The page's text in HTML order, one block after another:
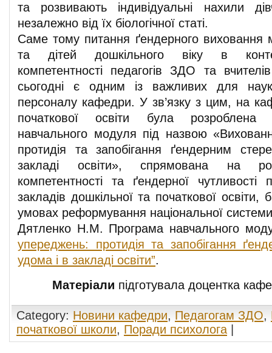
та розвивають індивідуальні нахили
незалежно від їх біологічної статі.
Саме тому питання ґендерного виховання
та дітей дошкільного віку в
компетентності педагогів ЗДО та
сьогодні є одним із важливих для
персоналу кафедри. У зв’язку з цим, на
початкової освіти була розроблена
навчального модуля під назвою
протидія та запобігання ґендерним
закладі освіти», спрямована на
компетентності та ґендерної чутливості
закладів дошкільної та початкової освіти,
умовах реформування національної системи
Дятленко Н.М. Програма навчального
упереджень: протидія та запобігання
удома і в закладі освіти”.
Матеріали підготувала доцентка
Category: Новини кафедри, Педагогам ЗДО,
початкової школи, Поради психолога